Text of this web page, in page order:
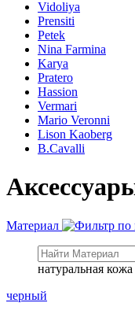
Vidoliya
Prensiti
Petek
Nina Farmina
Karya
Pratero
Hassion
Vermari
Mario Veronni
Lison Kaoberg
B.Cavalli
Материал
натуральная кожа
черный